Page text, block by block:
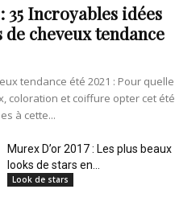
et
35 Incroyables idées
cheveux tendance
tendance été 2021 : Pour quelle
coloration et coiffure opter cet été
à cette...
Murex D’or 2017 : Les plus beaux
looks de stars en...
Look de stars